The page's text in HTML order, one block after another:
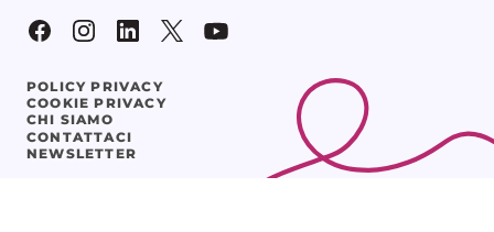
POLICY PRIVACY
COOKIE PRIVACY
CHI SIAMO
CONTATTACI
NEWSLETTER